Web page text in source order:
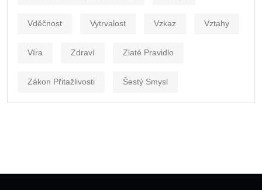
Vděčnost Vytrvalost Vzkaz Vztahy
Víra Zdraví Zlaté Pravidlo
Zákon Přitažlivosti Šestý Smysl